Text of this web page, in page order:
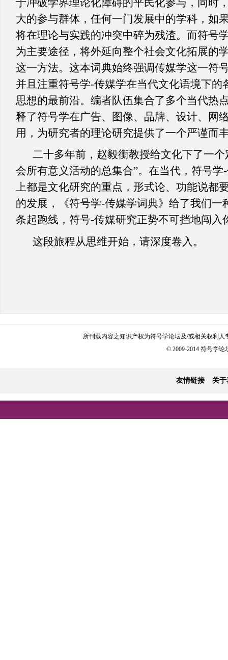
于冲破学界理论化障碍的平民化参与，同时
大的参与群体，任何一门发展中的学科，如
将在理论与实践的冲突中碎为残渣。而符号
为主要途径，将外延向整个社会文化拓展的
这一方法。这本词典始终强调传媒学这一符
并且注重符号学-传媒学在当代文化语境下的
思想的最前沿。编者队伍集合了多个当代热
释了符号学在广告、图像、品牌、设计、网
用，为研究者的理论研究提供了一个严谨而
二十多年前，赵毅衡教授给文化下了一
会所有意义活动的总集合”。在当代，符号
上都是文化研究的重点，形式论、功能说都
的发展，《符号学-传媒学词典》给了我们一
条起跑线，符号-传媒研究正势不可挡地闯入
这段旅程从思维开始，请深度卷入。
所刊载内容之知识产权为符号学论坛及/或相关权利
© 2009-2014 符号学论
友情链接 关于